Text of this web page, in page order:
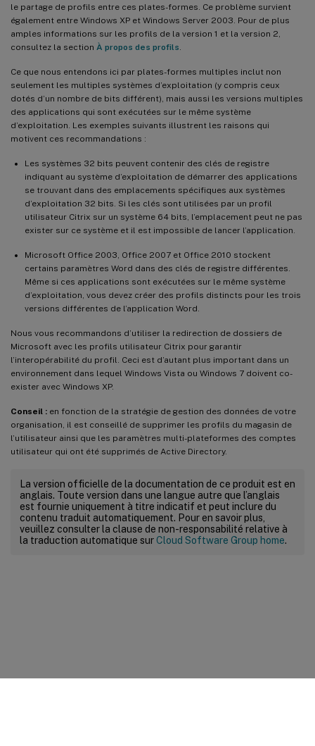
le partage de profils entre ces plates-formes. Ce problème survient
également entre Windows XP et Windows Server 2003. Pour de plus
amples informations sur les profils de la version 1 et la version 2,
consultez la section À propos des profils
Ce que nous entendons ici par plates-formes multiples inclut non
seulement les multiples systèmes d’exploitation (y compris ceux
dotés d’un nombre de bits différent), mais aussi les versions multiples
des applications qui sont exécutées sur le même système
d’exploitation. Les exemples suivants illustrent les raisons qui
motivent ces recommandations :
Les systèmes 32 bits peuvent contenir des clés de registre
indiquant au système d’exploitation de démarrer des applications
se trouvant dans des emplacements spécifiques aux systèmes
d’exploitation 32 bits. Si les clés sont utilisées par un profil
utilisateur Citrix sur un système 64 bits, l’emplacement peut ne pas
exister sur ce système et il est impossible de lancer l’application.
Microsoft Office 2003, Office 2007 et Office 2010 stockent
certains paramètres Word dans des clés de registre différentes.
Même si ces applications sont exécutées sur le même système
d’exploitation, vous devez créer des profils distincts pour les trois
versions différentes de l’application Word.
Nous vous recommandons d’utiliser la redirection de dossiers de
Microsoft avec les profils utilisateur Citrix pour garantir
l’interopérabilité du profil. Ceci est d’autant plus important dans un
environnement dans lequel Windows Vista ou Windows 7 doivent co-
exister avec Windows XP.
Conseil : en fonction de la stratégie de gestion des données de votre
organisation, il est conseillé de supprimer les profils du magasin de
l’utilisateur ainsi que les paramètres multi-plateformes des comptes
utilisateur qui ont été supprimés de Active Directory.
La version officielle de la documentation de ce produit est en
anglais. Toute version dans une langue autre que l’anglais
est fournie uniquement à titre indicatif et peut inclure du
contenu traduit automatiquement. Pour en savoir plus,
veuillez consulter la clause de non-responsabilité relative à
la traduction automatique surCloud Software Group home.